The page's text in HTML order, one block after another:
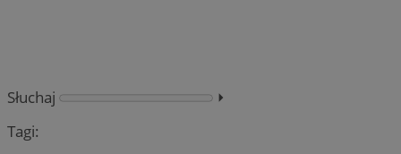
Słuchaj
⏵︎
Tagi: